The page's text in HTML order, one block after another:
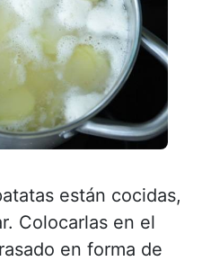
están cocidas,
Colocarlas en el
en forma de